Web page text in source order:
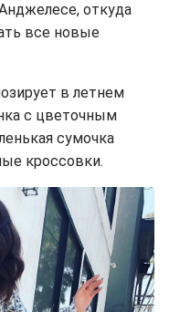
откуда
все новые
в летнем
с цветочным
сумочка
кроссовки.